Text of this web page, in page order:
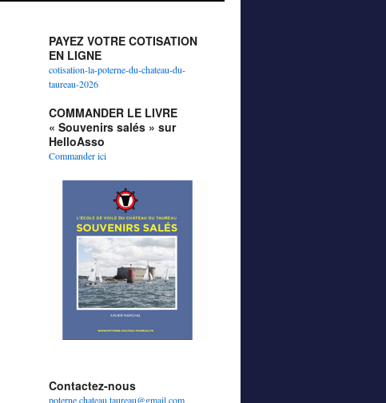
PAYEZ VOTRE COTISATION
EN LIGNE
cotisation-la-poterne-du-chateau-du-
taureau-2026
COMMANDER LE LIVRE
« Souvenirs salés » sur
HelloAsso
Commander ici
Contactez-nous
poterne.chateau.taureau@gmail.com